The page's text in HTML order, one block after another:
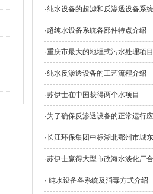
·纯水设备的超滤和反渗透设备系
·超纯水设备系统各部件特点介绍
·重庆市最大的地埋式污水处理项
·纯水反渗透设备的工艺流程介绍
·苏伊士在中国获得两个水项目
·为了确保反渗透设备的正常运行
·长江环保集团中标湖北鄂州市城
·苏伊士赢得大型市政海水淡化厂
· 纯水设备各系统及消毒方式介绍